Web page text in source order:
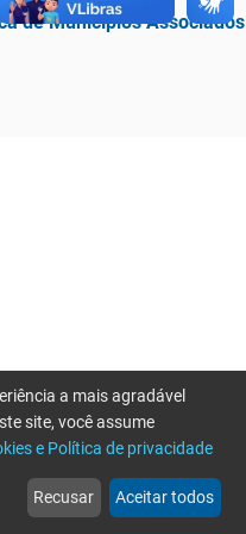
de Municípios Associados
web
Notícias
more_horiz
Mais
a mais agradável
site, você assume
e Política de privacidade
Recusar Aceitar todos
tente novamente